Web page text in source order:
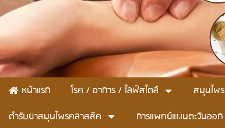
หน้าแรก โรค / อาการ / ไลฟ์สไตล์ สมุนไพร
ตำรับยาสมุนไพรคลาสสิค
การแพทย์แผนตะวันออก